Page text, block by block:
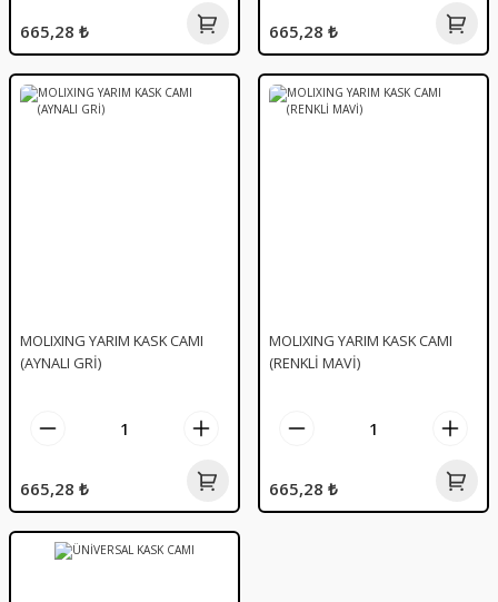
665,28 ₺ 665,28 ₺
MOLIXING YARIM KASK CAMI
(AYNALI GRİ)
665,28 ₺
MOLIXING YARIM KASK CAMI
(RENKLİ MAVİ)
665,28 ₺